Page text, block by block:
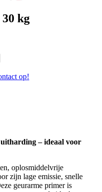
kg
op!
– ideaal voor
oplosmiddelvrije
zijn lage emissie, snelle
geurarme primer is